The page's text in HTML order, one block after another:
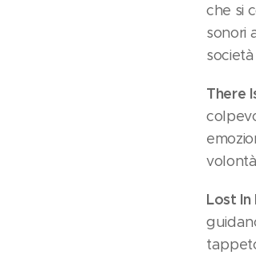
che si
sonori
There
Lost In